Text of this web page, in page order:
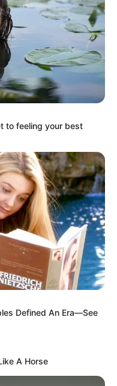
de Garavito no ha
reclamado por sus
en Medicina
de Valledupar
Garavito antes de
ALFREDO GARAVITO
quedará en
El Inpec
ALFREDO GARAVITO
crímenes
to feeling your best
Defined An Era—See
A Horse